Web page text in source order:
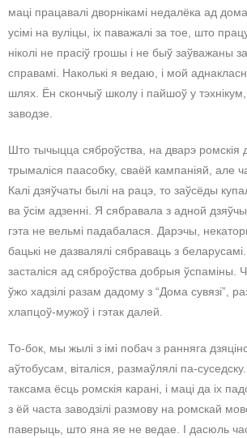
маці працавалі дворнікамі недалёка ад
усімі на вуліцы, іх паважалі за тое, што
ніколі не прасіў грошы і не быў заўважаны за
справамі. Наколькі я ведаю, і мой
шлях. Ён скончыў школу і пайшоў у
заводзе.
Што тычыцца сяброўства, на дварэ ромскія
трымаліся паасобку, сваёй кампаніяй, але
Калі дзяўчаты былі на рацэ, то заўсёды
ва ўсім адзенні. Я сябравала з адной
гэта не вельмі падабалася. Дарэчы,
бацькі не дазвалялі сябраваць з
засталіся ад сяброўства добрыя
ўжо хадзілі разам дадому з “Дома сувязі”,
хлапцоў-мужоў і гэтак далей.
То-бок, мы жылі з імі побач з ранняга
аўтобусам, віталіся, размаўлялі па-
таксама ёсць ромскія карані, і маці да іх
з ёй часта заводзілі размову на ромскай
паверыць, што яна яе не ведае. І дасюль